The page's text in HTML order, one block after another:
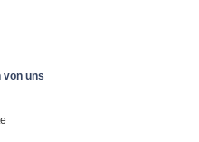
von uns